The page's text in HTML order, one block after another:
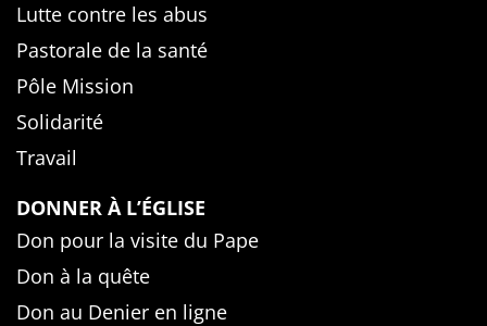
Lutte contre les abus
Pastorale de la santé
Pôle Mission
Solidarité
Travail
DONNER À L’ÉGLISE
Don pour la visite du Pape
Don à la quête
Don au Denier en ligne